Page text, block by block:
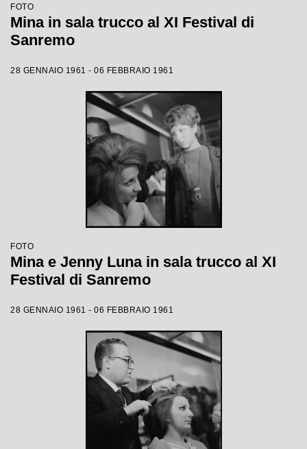
FOTO
Mina in sala trucco al XI Festival di
Sanremo
28 GENNAIO 1961 - 06 FEBBRAIO 1961
FOTO
Mina e Jenny Luna in sala trucco al XI
Festival di Sanremo
28 GENNAIO 1961 - 06 FEBBRAIO 1961